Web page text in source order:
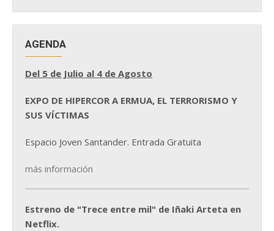
AGENDA
Del 5 de Julio al 4 de Agosto
EXPO DE HIPERCOR A ERMUA, EL TERRORISMO Y
SUS VÍCTIMAS
Espacio Joven Santander. Entrada Gratuita
más información
Estreno de "Trece entre mil" de Iñaki Arteta en
Netflix.